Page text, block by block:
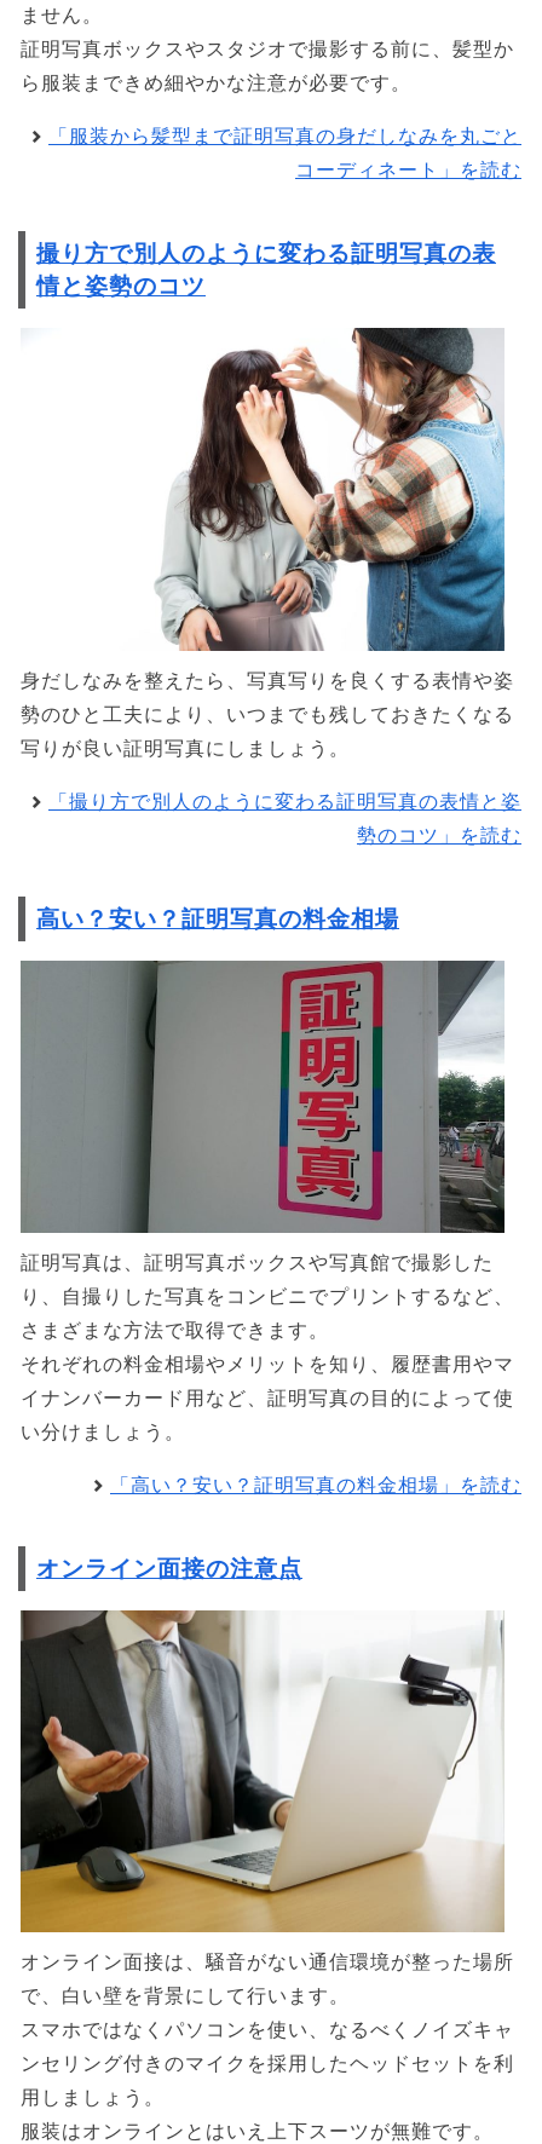
ません。
証明写真ボックスやスタジオで撮影する前に、髪型か
ら服装まできめ細やかな注意が必要です。
「服装から髪型まで証明写真の身だしなみを丸ごと
コーディネート」を読む
撮り方で別人のように変わる証明写真の表
情と姿勢のコツ
身だしなみを整えたら、写真写りを良くする表情や姿
勢のひと工夫により、いつまでも残しておきたくなる
写りが良い証明写真にしましょう。
「撮り方で別人のように変わる証明写真の表情と姿
勢のコツ」を読む
高い？安い？証明写真の料金相場
証明写真は、証明写真ボックスや写真館で撮影した
り、自撮りした写真をコンビニでプリントするなど、
さまざまな方法で取得できます。
それぞれの料金相場やメリットを知り、履歴書用やマ
イナンバーカード用など、証明写真の目的によって使
い分けましょう。
「高い？安い？証明写真の料金相場」を読む
オンライン面接の注意点
オンライン面接は、騒音がない通信環境が整った場所
で、白い壁を背景にして行います。
スマホではなくパソコンを使い、なるべくノイズキャ
ンセリング付きのマイクを採用したヘッドセットを利
用しましょう。
服装はオンラインとはいえ上下スーツが無難です。